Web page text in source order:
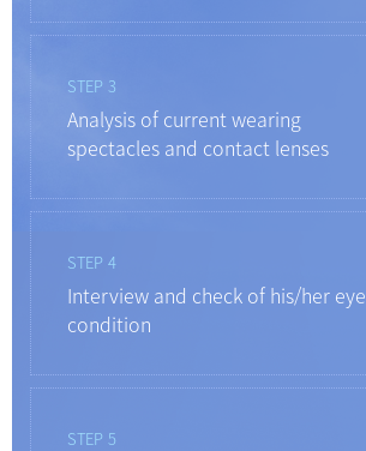
STEP 3
Analysis of current wearing
spectacles and contact lenses
STEP 4
Interview and check of his/her eye
condition
STEP 5